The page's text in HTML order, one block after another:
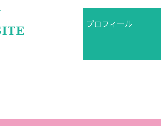
プロフィール